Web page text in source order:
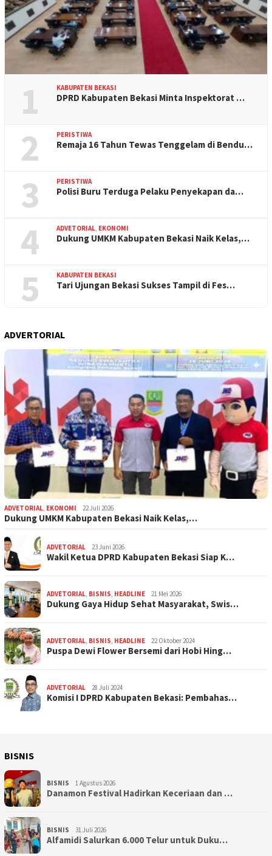
1 KABUPATEN BEKASI
DPRD Kabupaten Bekasi Minta Inspektorat …
2 PERISTIWA
Remaja 16 Tahun Tewas Tenggelam di Bendu…
3 PERISTIWA
Polisi Buru Terduga Pelaku Penyekapan da…
4 ADVETORIAL EKONOMI
Dukung UMKM Kabupaten Bekasi Naik Kelas,…
5 KABUPATEN BEKASI
Tari Ujungan Bekasi Sukses Tampil di Fes…
ADVERTORIAL
ADVETORIAL EKONOMI 22 Juli 2026
Dukung UMKM Kabupaten Bekasi Naik Kelas,…
ADVETORIAL 23 Juni 2026
Wakil Ketua DPRD Kabupaten Bekasi Siap K…
ADVETORIAL BISNIS HEADLINE 21 Mei 2026
Dukung Gaya Hidup Sehat Masyarakat, Swis…
ADVETORIAL BISNIS HEADLINE 22 Oktober 2024
Puspa Dewi Flower Bersemi dari Hobi Hing…
ADVETORIAL 28 Juli 2024
Komisi I DPRD Kabupaten Bekasi: Pembahas…
BISNIS
BISNIS 1 Agustus 2026
Danamon Festival Hadirkan Keceriaan dan …
BISNIS 31 Juli 2026
Alfamidi Salurkan 6.000 Telur untuk Duku…